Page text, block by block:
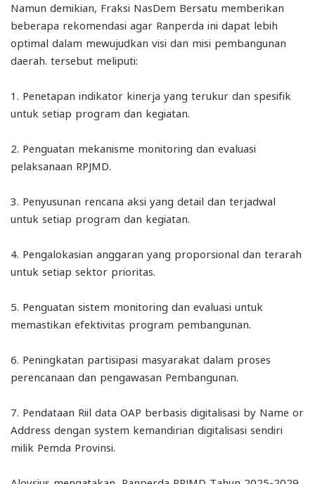
Namun demikian, Fraksi NasDem Bersatu memberikan
beberapa rekomendasi agar Ranperda ini dapat lebih
optimal dalam mewujudkan visi dan misi pembangunan
daerah. tersebut meliputi:
1. Penetapan indikator kinerja yang terukur dan spesifik
untuk setiap program dan kegiatan.
2. Penguatan mekanisme monitoring dan evaluasi
pelaksanaan RPJMD.
3. Penyusunan rencana aksi yang detail dan terjadwal
untuk setiap program dan kegiatan.
4. Pengalokasian anggaran yang proporsional dan terarah
untuk setiap sektor prioritas.
5. Penguatan sistem monitoring dan evaluasi untuk
memastikan efektivitas program pembangunan.
6. Peningkatan partisipasi masyarakat dalam proses
perencanaan dan pengawasan Pembangunan.
7. Pendataan Riil data OAP berbasis digitalisasi by Name or
Address dengan system kemandirian digitalisasi sendiri
milik Pemda Provinsi.